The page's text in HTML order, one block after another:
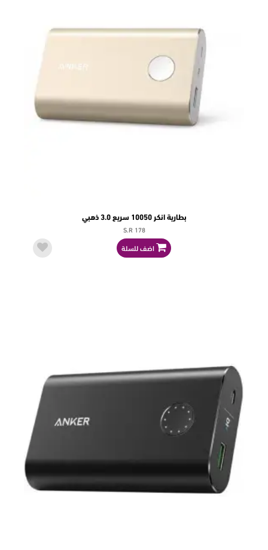
بطارية انكر 10050 سريع 3.0 ذهبي
S.R 178
اضف للسلة